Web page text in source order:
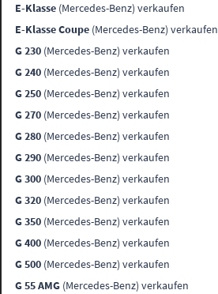
E-Klasse (Mercedes-Benz) verkaufen
E-Klasse Coupe (Mercedes-Benz) verkaufen
G 230 (Mercedes-Benz) verkaufen
G 240 (Mercedes-Benz) verkaufen
G 250 (Mercedes-Benz) verkaufen
G 270 (Mercedes-Benz) verkaufen
G 280 (Mercedes-Benz) verkaufen
G 290 (Mercedes-Benz) verkaufen
G 300 (Mercedes-Benz) verkaufen
G 320 (Mercedes-Benz) verkaufen
G 350 (Mercedes-Benz) verkaufen
G 400 (Mercedes-Benz) verkaufen
G 500 (Mercedes-Benz) verkaufen
G 55 AMG (Mercedes-Benz) verkaufen